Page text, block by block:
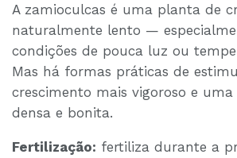
A zamioculcas é uma planta de
naturalmente lento —
condições de pouca luz ou
Mas há formas práticas de
crescimento mais vigoroso e
densa e bonita.
Fertilização: fertiliza durante a